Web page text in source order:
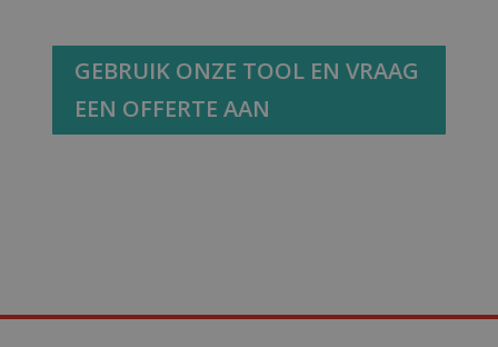
GEBRUIK ONZE TOOL EN VRAAG
EEN OFFERTE AAN